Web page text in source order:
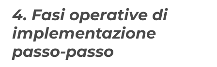
4. Fasi operative di
implementazione
passo-passo